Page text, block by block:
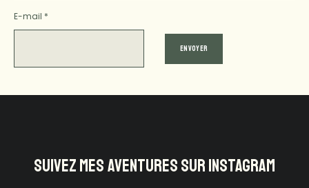
E-mail *
SUIVEZ MES AVENTURES SUR INSTAGRAM